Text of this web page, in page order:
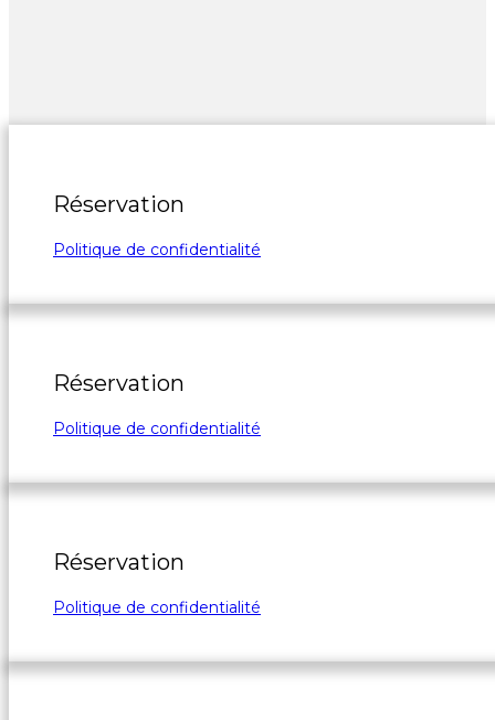
Réservation
Politique de confidentialité
Réservation
Politique de confidentialité
Réservation
Politique de confidentialité